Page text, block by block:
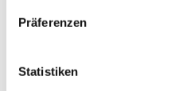
Präferenzen
Statistiken
für Sammelschienen: 30, 40,